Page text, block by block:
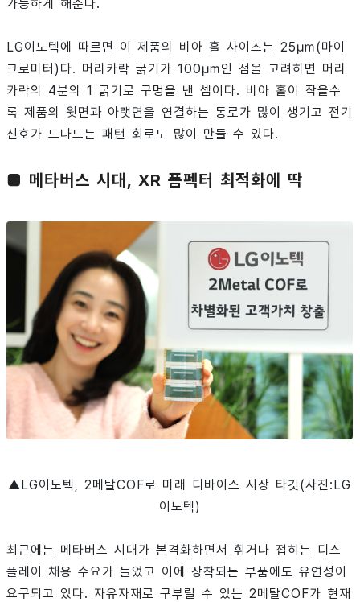
가능하게 해준다.
LG이노텍에 따르면 이 제품의 비아 홀 사이즈는 25㎛(마이
크로미터)다. 머리카락 굵기가 100㎛인 점을 고려하면 머리
카락의 4분의 1 굵기로 구멍을 낸 셈이다. 비아 홀이 작을수
록 제품의 윗면과 아랫면을 연결하는 통로가 많이 생기고 전기
신호가 드나드는 패턴 회로도 많이 만들 수 있다.
■ 메타버스 시대, XR 폼펙터 최적화에 딱
▲LG이노텍, 2메탈COF로 미래 디바이스 시장 타깃(사진:LG
이노텍)
최근에는 메타버스 시대가 본격화하면서 휘거나 접히는 디스
플레이 채용 수요가 늘었고 이에 장착되는 부품에도 유연성이
요구되고 있다. 자유자재로 구부릴 수 있는 2메탈COF가 현재